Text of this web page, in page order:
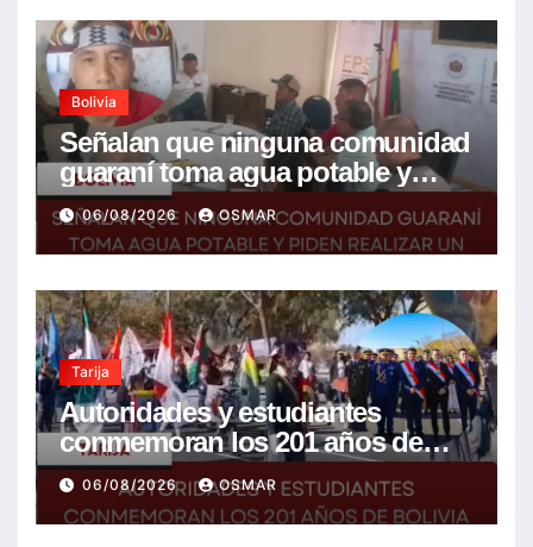
Bolivia
Señalan que ninguna comunidad
guaraní toma agua potable y
piden realizar un Foro para
resolver la problemática
06/08/2026 OSMAR
Tarija
Autoridades y estudiantes
conmemoran los 201 años de
Bolivia con la esperanza de un
mejor futuro
06/08/2026 OSMAR